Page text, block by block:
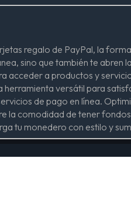
regalo de PayPal, la
sino que también te
acceder a productos y
versátil para
de pago en línea.
la comodidad de tener
tu monedero con estilo y